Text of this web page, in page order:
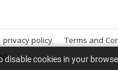
privacy policy
Terms and
disable cookies in your